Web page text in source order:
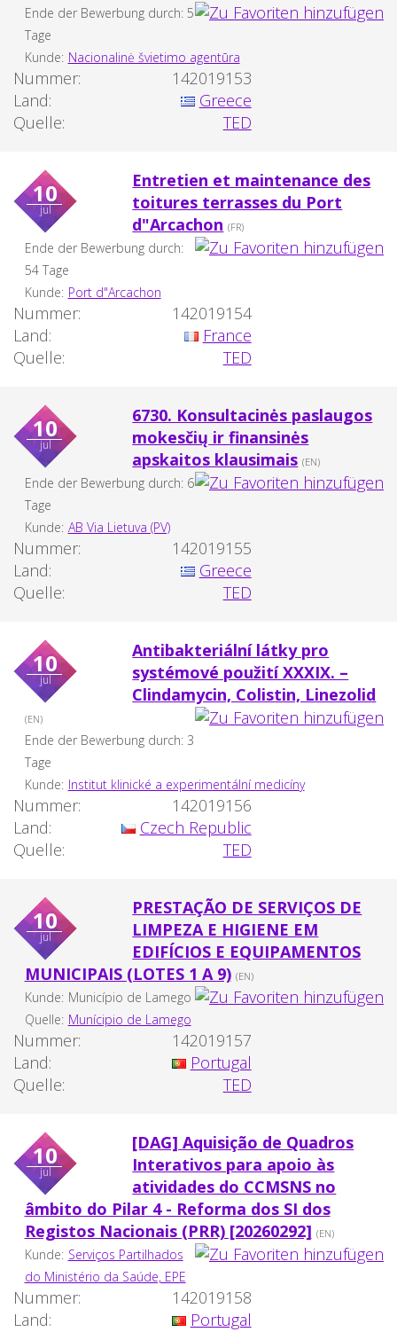
Ende der Bewerbung durch: 5
Tage
Kunde: Nacionalinė švietimo agentūra
Nummer:
142019153
Land:
Greece
Quelle:
TED
10
jul
Entretien et maintenance des
toitures terrasses du Port
d"Arcachon (FR)
Ende der Bewerbung durch:
54 Tage
Kunde: Port d"Arcachon
Nummer:
142019154
Land:
France
Quelle:
TED
10
jul
6730. Konsultacinės paslaugos
mokesčių ir finansinės
apskaitos klausimais (EN)
Ende der Bewerbung durch: 6
Tage
Kunde: AB Via Lietuva (PV)
Nummer:
142019155
Land:
Greece
Quelle:
TED
10
jul
Antibakteriální látky pro
systémové použití XXXIX. –
Clindamycin, Colistin, Linezolid
(EN)
Ende der Bewerbung durch: 3
Tage
Kunde: Institut klinické a experimentální medicíny
Nummer:
142019156
Land:
Czech Republic
Quelle:
TED
10
jul
PRESTAÇÃO DE SERVIÇOS DE
LIMPEZA E HIGIENE EM
EDIFÍCIOS E EQUIPAMENTOS
MUNICIPAIS (LOTES 1 A 9) (EN)
Kunde: Município de Lamego
Quelle: Munícipio de Lamego
Nummer:
142019157
Land:
Portugal
Quelle:
TED
10
jul
[DAG] Aquisição de Quadros
Interativos para apoio às
atividades do CCMSNS no
âmbito do Pilar 4 - Reforma dos SI dos
Registos Nacionais (PRR) [20260292] (EN)
Kunde: Serviços Partilhados
do Ministério da Saúde, EPE
Nummer:
142019158
Land:
Portugal